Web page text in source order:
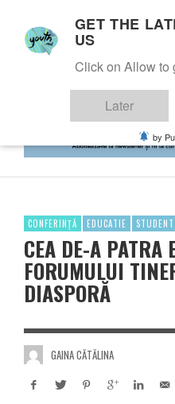
CONFERINȚĂ EDUCATIE
CEA DE-A PATRA
FORUMULUI
DIASPORĂ
GAINA CĂTĂLINA
GET THE
US
Click on Allow to
Later
by